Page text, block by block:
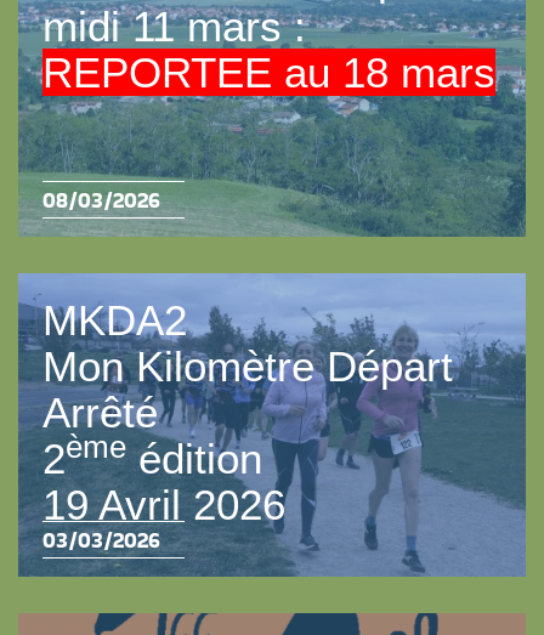
midi 11 mars :
REPORTEE au 18 mars
08/03/2026
MKDA2
Mon Kilomètre Départ
Arrêté
2ème édition
19 Avril 2026
03/03/2026